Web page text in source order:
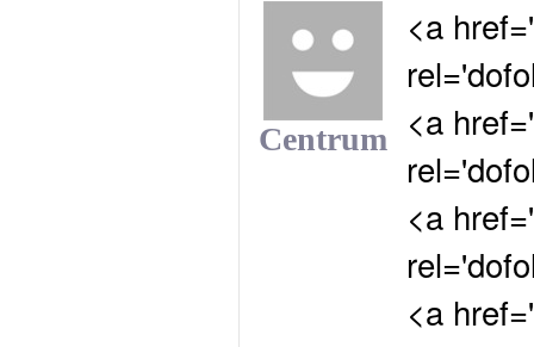
Centrum
<a
<a
<a
<a